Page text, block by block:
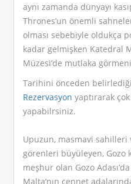
aynı zamanda dünyayı
Thrones’un önemli
olması sebebiyle oldukça
kadar gelmişken Katedral
Müzesi’de mutlaka
Tarihini önceden
Rezervasyon yaptırarak
yapabilrsiniz.
Upuzun, masmavi sahilleri
görenleri büyüleyen, Gozo
meşhur olan Gozo
Malta’nın cennet